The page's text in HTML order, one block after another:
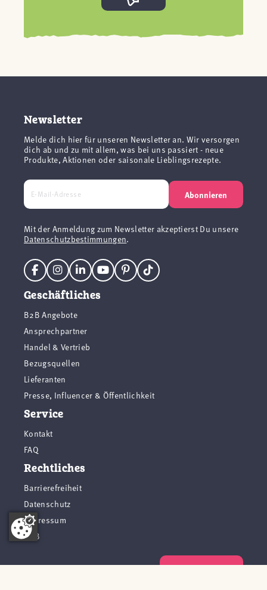
Newsletter
Melde dich hier für unseren Newsletter an. Wir versorgen
dich ab und zu mit allem, was bei uns passiert - neue
Produkte, Aktionen oder saisonale Lieblingsrezepte.
Abonnieren
Mit der Anmeldung zum Newsletter akzeptierst Du unsere
Datenschutzbestimmungen.
Geschäftliches
B2B Angebote
Ansprechpartner
Handel & Vertrieb
Bezugsquellen
Lieferanten
Presse, Influencer & Öffentlichkeit
Service
Kontakt
FAQ
Rechtliches
Barrierefreiheit
Datenschutz
Impressum
AGB